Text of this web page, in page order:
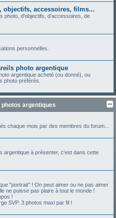
objectifs, accessoires, films...
photo, d'objectifs, d'accessoires, de
personnelles.
photo argentique
argentique acheté (ou donné), ou
photo préférés.
photos argentiques
chaque mois par des membres du forum...
argentique à présenter, c'est dans cette
"portrait" ! On peut aimer ou ne pas aimer
ne puisse pas plaire à tout le monde !
!
SVP. 3 photos maxi par fil !